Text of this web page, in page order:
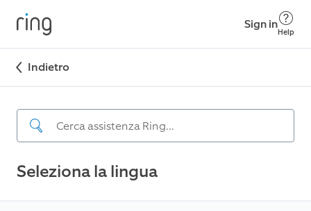
Sign in
Help
Indietro
Seleziona la lingua